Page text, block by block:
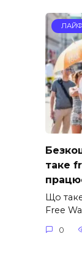
ЛАЙФ
таке
Що
Free
0